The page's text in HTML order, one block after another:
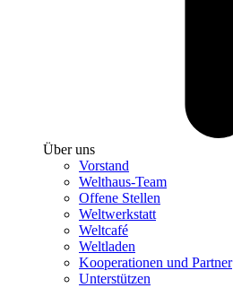
Über uns
Vorstand
Welthaus-Team
Offene Stellen
Weltwerkstatt
Weltcafé
Weltladen
Kooperationen und Partner
Unterstützen